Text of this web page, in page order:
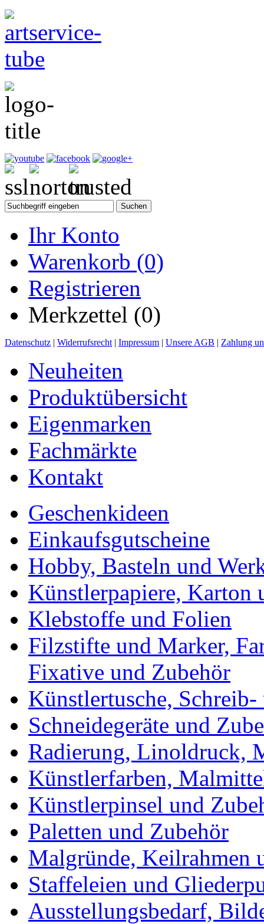
Ihr Konto
Warenkorb (0)
Registrieren
Merkzettel (0)
Datenschutz | Widerrufsrecht | Impressum | Unsere AGB | Zahlung
Neuheiten
Produktübersicht
Eigenmarken
Fachmärkte
Kontakt
Geschenkideen
Einkaufsgutscheine
Hobby, Basteln und
Künstlerpapiere, Karton
Klebstoffe und Folien
Filzstifte und Marker,
Fixative und Zubehör
Künstlertusche,
Schneidegeräte und
Radierung, Linoldruck,
Künstlerfarben,
Künstlerpinsel und
Paletten und Zubehör
Malgründe, Keilrahmen
Staffeleien und
Ausstellungsbedarf,